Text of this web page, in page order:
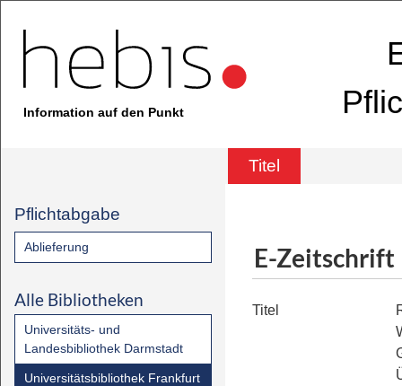
Information auf den Punkt
Titel
Pflichtabgabe
Ablieferung
Alle Bibliotheken
Universitäts- und
Landesbibliothek Darmstadt
Universitätsbibliothek Frankfurt
E-Zeitschrift
Titel